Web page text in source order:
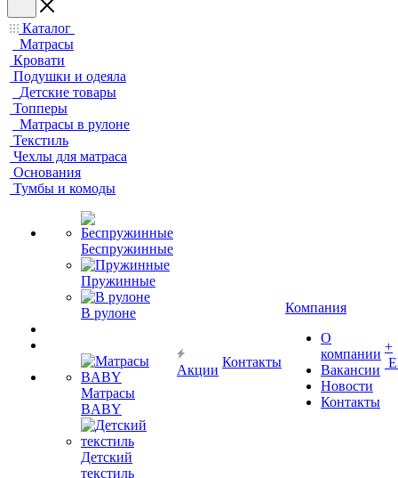
Каталог
Матрасы
Кровати
Подушки и одеяла
Детские товары
Топперы
Матрасы в рулоне
Текстиль
Чехлы для матраса
Основания
Тумбы и комоды
Беспружинные
Пружинные
В рулоне
Матрасы
BABY
Детский
текстиль
Акции
Контакты
Компания
О
компании
Вакансии
Новости
Контакты
+